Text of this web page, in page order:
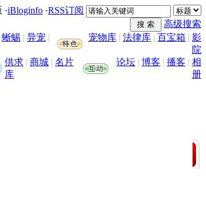
·iBloginfo ·RSS订阅
高级搜索
蜥蜴 | 异宠 |
宠物库 | 法律库 | 百宝箱 | 影
院
供求 | 商城 | 名片
库
论坛 | 博客 | 播客 | 相
册